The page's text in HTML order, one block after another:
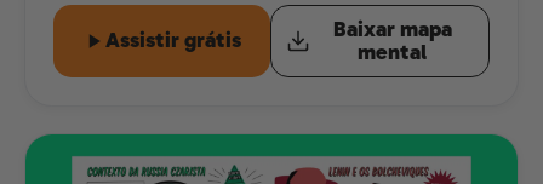
Assistir grátis
Baixar mapa
mental